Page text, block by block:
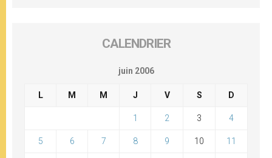
CALENDRIER
juin 2006
L M M J V S D
1 2 3 4
5 6 7 8 9 10 11